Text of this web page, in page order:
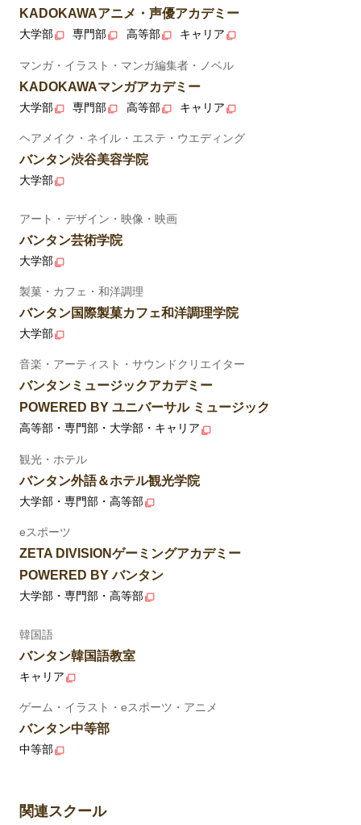
KADOKAWAアニメ・声優アカデミー
大学部 専門部 高等部 キャリア
マンガ・イラスト・マンガ編集者・ノベル
KADOKAWAマンガアカデミー
大学部 専門部 高等部 キャリア
ヘアメイク・ネイル・エステ・ウエディング
バンタン渋谷美容学院
大学部
アート・デザイン・映像・映画
バンタン芸術学院
大学部
製菓・カフェ・和洋調理
バンタン国際製菓カフェ和洋調理学院
大学部
音楽・アーティスト・サウンドクリエイター
バンタンミュージックアカデミー
POWERED BY ユニバーサル ミュージック
高等部・専門部・大学部・キャリア
観光・ホテル
バンタン外語＆ホテル観光学院
大学部・専門部・高等部
eスポーツ
ZETA DIVISIONゲーミングアカデミー
POWERED BY バンタン
大学部・専門部・高等部
韓国語
バンタン韓国語教室
キャリア
ゲーム・イラスト・eスポーツ・アニメ
バンタン中等部
中等部
関連スクール